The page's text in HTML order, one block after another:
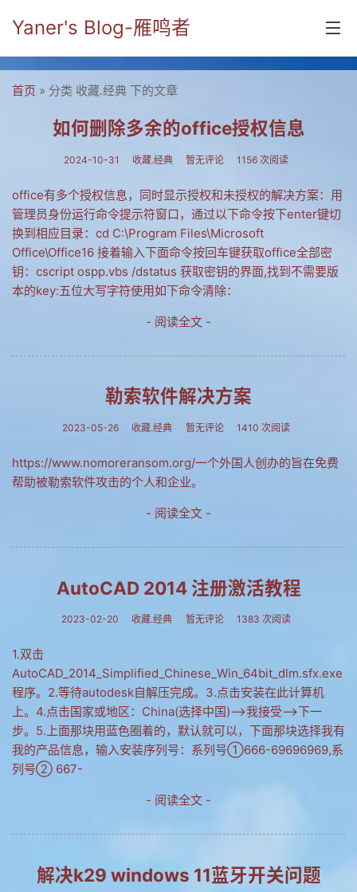
Yaner's Blog-雁鸣者
首页
分类
yaner online
毕业留言册
流年
五笔难啊
流行.时代.天下
网络新事物
链接
归档
留言
首页 » 分类 收藏.经典 下的文章
如何删除多余的office授权信息
2024-10-31 收藏.经典 暂无评论 1156 次阅读
office有多个授权信息，同时显示授权和未授权的解决方案：用
管理员身份运行命令提示符窗口，通过以下命令按下enter键切
换到相应目录：cd C:\Program Files\Microsoft
Office\Office16 接着输入下面命令按回车键获取office全部密
钥：cscript ospp.vbs /dstatus 获取密钥的界面,找到不需要版
本的key:五位大写字符使用如下命令清除：
- 阅读全文 -
勒索软件解决方案
2023-05-26 收藏.经典 暂无评论 1410 次阅读
https://www.nomoreransom.org/一个外国人创办的旨在免费
帮助被勒索软件攻击的个人和企业。
- 阅读全文 -
AutoCAD 2014 注册激活教程
2023-02-20 收藏.经典 暂无评论 1383 次阅读
1.双击
AutoCAD_2014_Simplified_Chinese_Win_64bit_dlm.sfx.exe
程序。2.等待autodesk自解压完成。3.点击安装在此计算机
上。4.点击国家或地区：China(选择中国)-->我接受-->下一
步。5.上面那块用蓝色圈着的，默认就可以，下面那块选择我有
我的产品信息，输入安装序列号：系列号①666-69696969,系
列号② 667-
- 阅读全文 -
解决k29 windows 11蓝牙开关问题